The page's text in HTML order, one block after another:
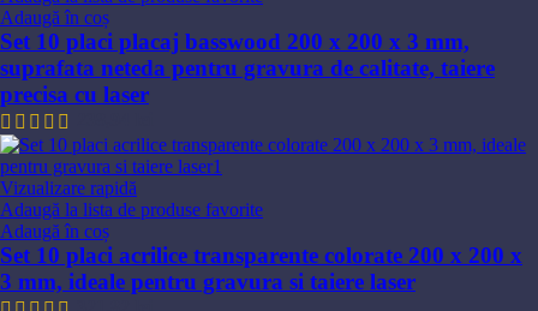
Adaugă în coș
Set 10 placi placaj basswood 200 x 200 x 3 mm,
suprafata neteda pentru gravura de calitate, taiere
precisa cu laser
Vizualizare rapidă
Adaugă la lista de produse favorite
Adaugă în coș
Set 10 placi acrilice transparente colorate 200 x 200 x
3 mm, ideale pentru gravura si taiere laser